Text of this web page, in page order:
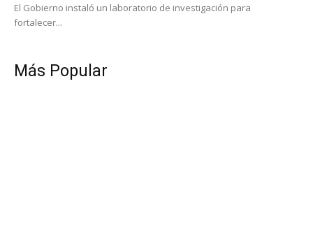
El Gobierno instaló un laboratorio de investigación para
fortalecer...
Más Popular